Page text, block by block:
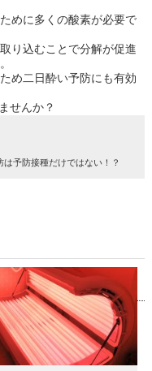
めに多くの酸素が必要で
り込むことで分解が促進
め二日酔い予防にも有効
せんか？
は予防接種だけではない！？